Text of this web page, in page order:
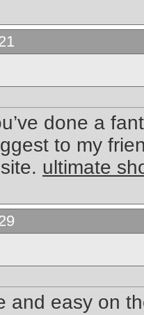
done a
to my
ultimate
and easy on